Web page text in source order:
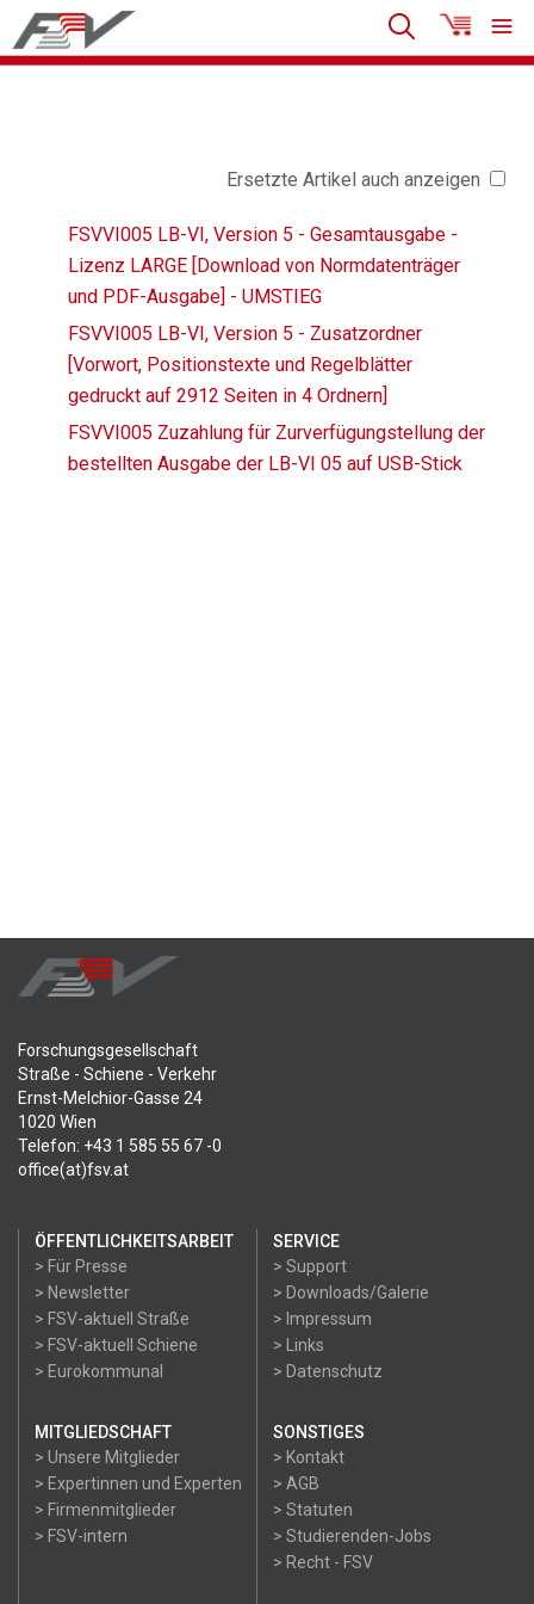
Ersetzte Artikel auch anzeigen
FSVVI005 LB-VI, Version 5 - Gesamtausgabe -
Lizenz LARGE [Download von Normdatenträger
und PDF-Ausgabe] - UMSTIEG
FSVVI005 LB-VI, Version 5 - Zusatzordner
[Vorwort, Positionstexte und Regelblätter
gedruckt auf 2912 Seiten in 4 Ordnern]
FSVVI005 Zuzahlung für Zurverfügungstellung der
bestellten Ausgabe der LB-VI 05 auf USB-Stick
Forschungsgesellschaft
Straße - Schiene - Verkehr
Ernst-Melchior-Gasse 24
1020 Wien
Telefon: +43 1 585 55 67 -0
office(at)fsv.at
ÖFFENTLICHKEITSARBEIT
> Für Presse
> Newsletter
> FSV-aktuell Straße
> FSV-aktuell Schiene
> Eurokommunal
SERVICE
> Support
> Downloads/Galerie
> Impressum
> Links
> Datenschutz
MITGLIEDSCHAFT
> Unsere Mitglieder
> Expertinnen und Experten
> Firmenmitglieder
> FSV-intern
SONSTIGES
> Kontakt
> AGB
> Statuten
> Studierenden-Jobs
> Recht - FSV